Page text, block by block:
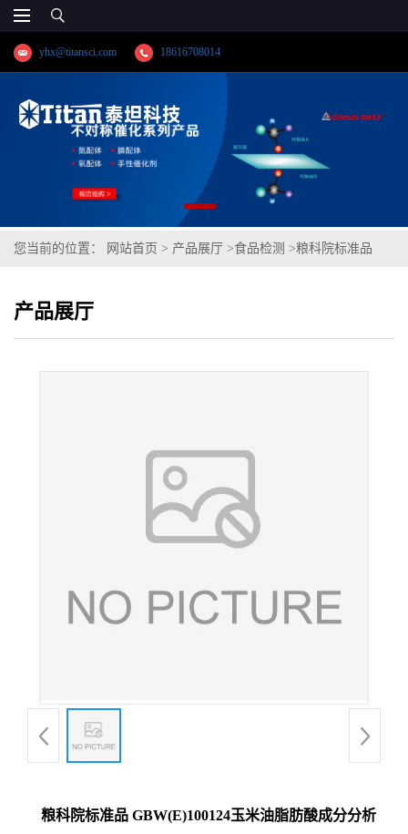
yhx@titansci.com 18616708014
您当前的位置： 网站首页 > 产品展厅 >食品检测 >粮科院标准品
产品展厅
粮科院标准品 GBW(E)100124玉米油脂肪酸成分分析